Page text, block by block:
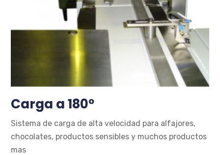
Carga a 180º
Sistema de carga de alta velocidad para alfajores,
chocolates, productos sensibles y muchos productos
mas